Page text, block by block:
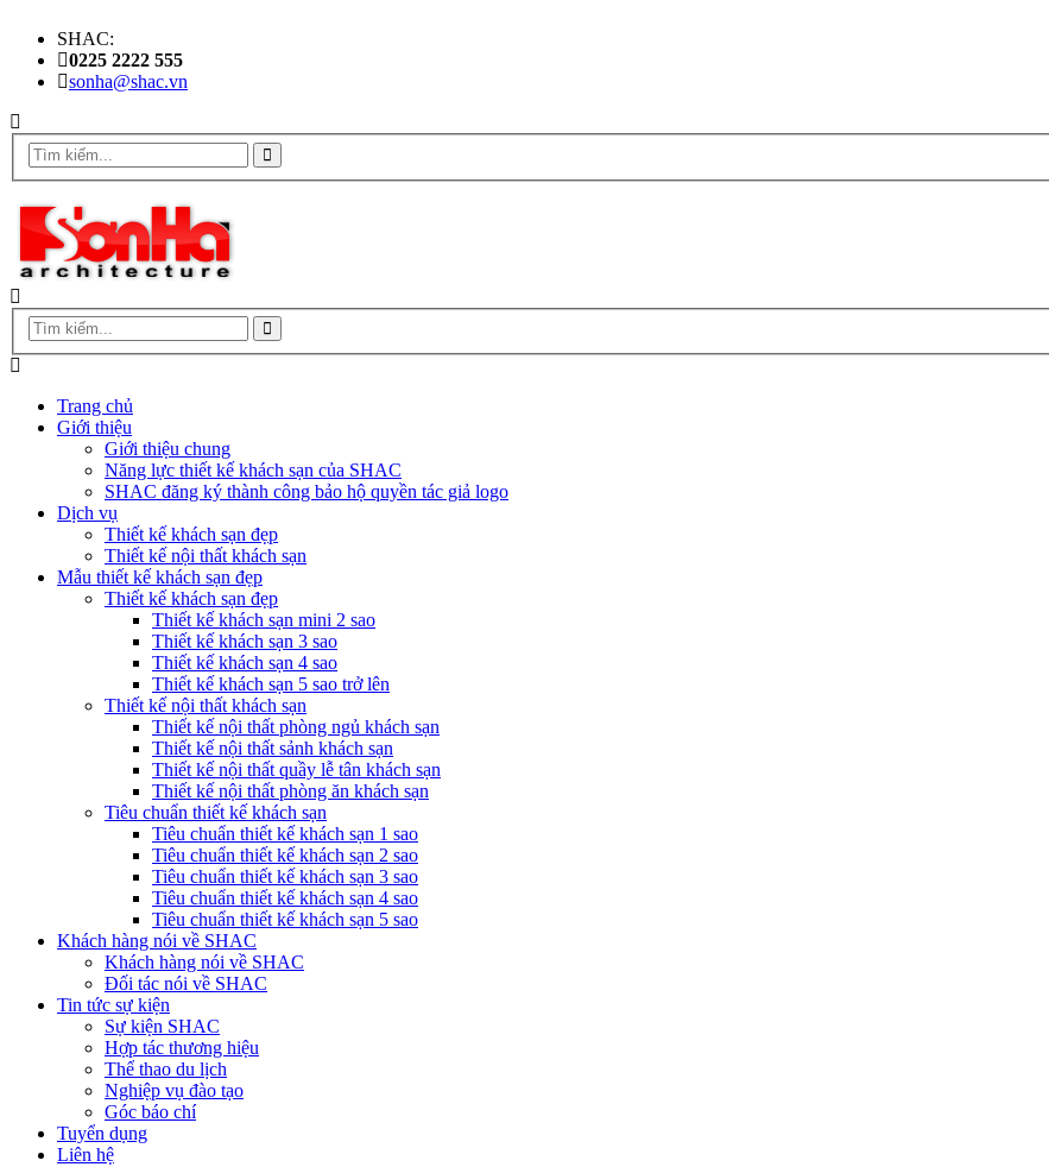
SHAC:
0225 2222 555
sonha@shac.vn
Trang chủ
Giới thiệu
Giới thiệu chung
Năng lực thiết kế khách sạn của SHAC
SHAC đăng ký thành công bảo hộ quyền tác giả logo
Dịch vụ
Thiết kế khách sạn đẹp
Thiết kế nội thất khách sạn
Mẫu thiết kế khách sạn đẹp
Thiết kế khách sạn đẹp
Thiết kế khách sạn mini 2 sao
Thiết kế khách sạn 3 sao
Thiết kế khách sạn 4 sao
Thiết kế khách sạn 5 sao trở lên
Thiết kế nội thất khách sạn
Thiết kế nội thất phòng ngủ khách sạn
Thiết kế nội thất sảnh khách sạn
Thiết kế nội thất quầy lễ tân khách sạn
Thiết kế nội thất phòng ăn khách sạn
Tiêu chuẩn thiết kế khách sạn
Tiêu chuẩn thiết kế khách sạn 1 sao
Tiêu chuẩn thiết kế khách sạn 2 sao
Tiêu chuẩn thiết kế khách sạn 3 sao
Tiêu chuẩn thiết kế khách sạn 4 sao
Tiêu chuẩn thiết kế khách sạn 5 sao
Khách hàng nói về SHAC
Khách hàng nói về SHAC
Đối tác nói về SHAC
Tin tức sự kiện
Sự kiện SHAC
Hợp tác thương hiệu
Thể thao du lịch
Nghiệp vụ đào tạo
Góc báo chí
Tuyển dụng
Liên hệ